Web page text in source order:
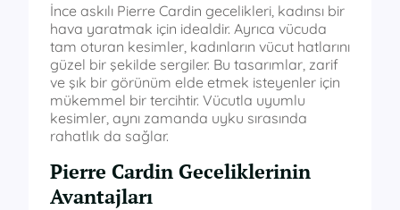
İnce askılı Pierre Cardin gecelikleri, kadınsı bir
hava yaratmak için idealdir. Ayrıca vücuda
tam oturan kesimler, kadınların vücut hatlarını
güzel bir şekilde sergiler. Bu tasarımlar, zarif
ve şık bir görünüm elde etmek isteyenler için
mükemmel bir tercihtir. Vücutla uyumlu
kesimler, aynı zamanda uyku sırasında
rahatlık da sağlar.
Pierre Cardin Geceliklerinin
Avantajları